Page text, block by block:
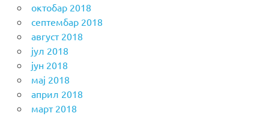
октобар 2018
септембар 2018
август 2018
јул 2018
јун 2018
мај 2018
април 2018
март 2018